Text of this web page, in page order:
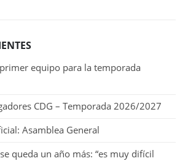
equipo para la temporada
CDG – Temporada 2026/2027
Asamblea General
queda un año más: “es muy difícil